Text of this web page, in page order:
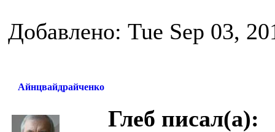
Добавлено: Tue Sep 03,
Айнцвайдрайченко
Глеб писал(а):